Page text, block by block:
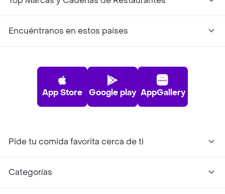
Encuéntranos en estos países
App Store Google play AppGallery
Pide tu comida favorita cerca de ti
Categorías